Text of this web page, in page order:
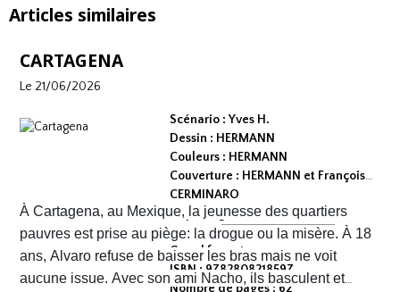
Articles similaires
CARTAGENA
Le 21/06/2026
Scénario : Yves H.
Dessin : HERMANN
Couleurs : HERMANN
Couverture : HERMANN et François
CERMINARO
Dépot légal : avril 2026
Editeur :
Grand format
ISBN : 9782808218597
Nombre de pages : 62
À Cartagena, au Mexique, la jeunesse des quartiers
pauvres est prise au piège: la drogue ou la misère. À 18
ans, Alvaro refuse de baisser les bras mais ne voit
aucune issue. Avec son ami Nacho, ils basculent et